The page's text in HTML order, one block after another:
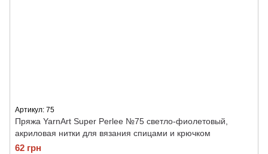
Артикул: 75
Пряжа YarnArt Super Perlee №75 светло-фиолетовый,
акриловая нитки для вязания спицами и крючком
62 грн